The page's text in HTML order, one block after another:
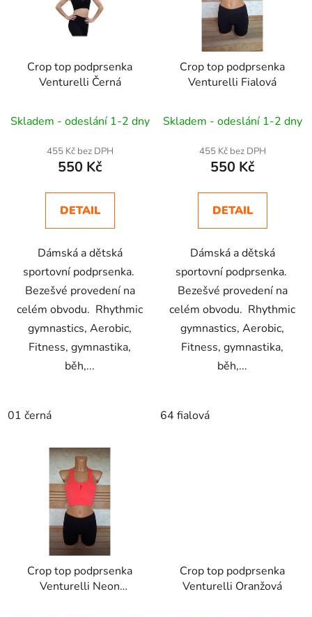
k
Crop top podprsenka
Venturelli Černá
Skladem - odeslání 1-2 dny
455 Kč bez DPH
550 Kč
DETAIL
Dámská a dětská
sportovní podprsenka.
Bezešvé provedení na
celém obvodu. Rhythmic
gymnastics, Aerobic,
Fitness, gymnastika,
běh,...
01 černá
Crop top podprsenka
Venturelli Fialová
Skladem - odeslání 1-2 dny
455 Kč bez DPH
550 Kč
DETAIL
Dámská a dětská
sportovní podprsenka.
Bezešvé provedení na
celém obvodu. Rhythmic
gymnastics, Aerobic,
Fitness, gymnastika,
běh,...
64 fialová
Crop top podprsenka
Venturelli Neon
Crop top podprsenka
Venturelli Oranžová